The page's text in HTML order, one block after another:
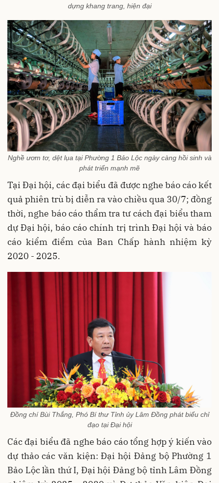
dựng khang trang, hiện đại
Nghề ươm tơ, dệt lụa tại Phường 1 Bảo Lộc ngày càng hồi sinh và
phát triển mạnh mẽ
Tại Đại hội, các đại biểu đã được nghe báo cáo kết
quả phiên trù bị diễn ra vào chiều qua 30/7; đồng
thời, nghe báo cáo thẩm tra tư cách đại biểu tham
dự Đại hội, báo cáo chính trị trình Đại hội và báo
cáo kiểm điểm của Ban Chấp hành nhiệm kỳ
2020 - 2025.
Đồng chí Bùi Thắng, Phó Bí thư Tỉnh ủy Lâm Đồng phát biểu chỉ
đạo tại Đại hội
Các đại biểu đã nghe báo cáo tổng hợp ý kiến vào
dự thảo các văn kiện: Đại hội Đảng bộ Phường 1
Bảo Lộc lần thứ I, Đại hội Đảng bộ tỉnh Lâm Đồng